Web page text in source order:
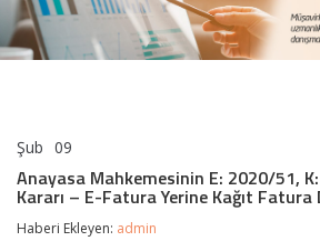
Şub 09
E:
2020/51,
K:
Anayasa Mahkemesinin E: 2020/51, K:
Kararı – E-Fatura Yerine Kağıt Fatura
Haberi Ekleyen: admin